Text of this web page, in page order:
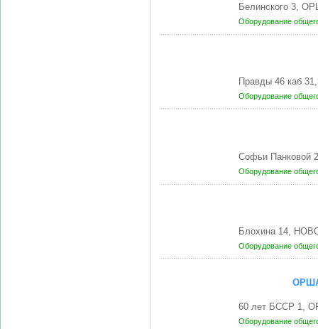
Белинского 3,
Оборудование
Правды 46 каб
Оборудование
Софьи Панковой
Оборудование
Блохина 14,
Оборудование
60 лет БССР 1,
Оборудование